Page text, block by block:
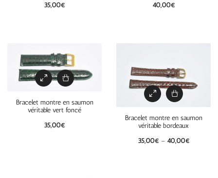
35,00€
40,00€
Bracelet montre en saumon
véritable vert foncé
35,00€
Bracelet montre en saumon
véritable bordeaux
35,00€ – 40,00€